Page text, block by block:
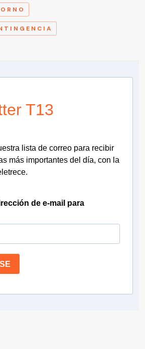
T13
lista de correo para recibir
más importantes del día, con la
de e-mail para